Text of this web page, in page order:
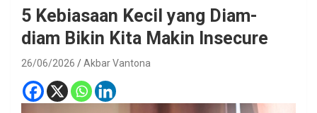
5 Kebiasaan Kecil yang Diam-
diam Bikin Kita Makin Insecure
26/06/2026 Akbar Vantona